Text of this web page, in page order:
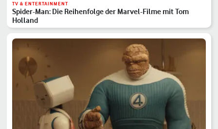
TV & ENTERTAINMENT
Spider-Man: Die Reihenfolge der Marvel-Filme mit Tom
Holland